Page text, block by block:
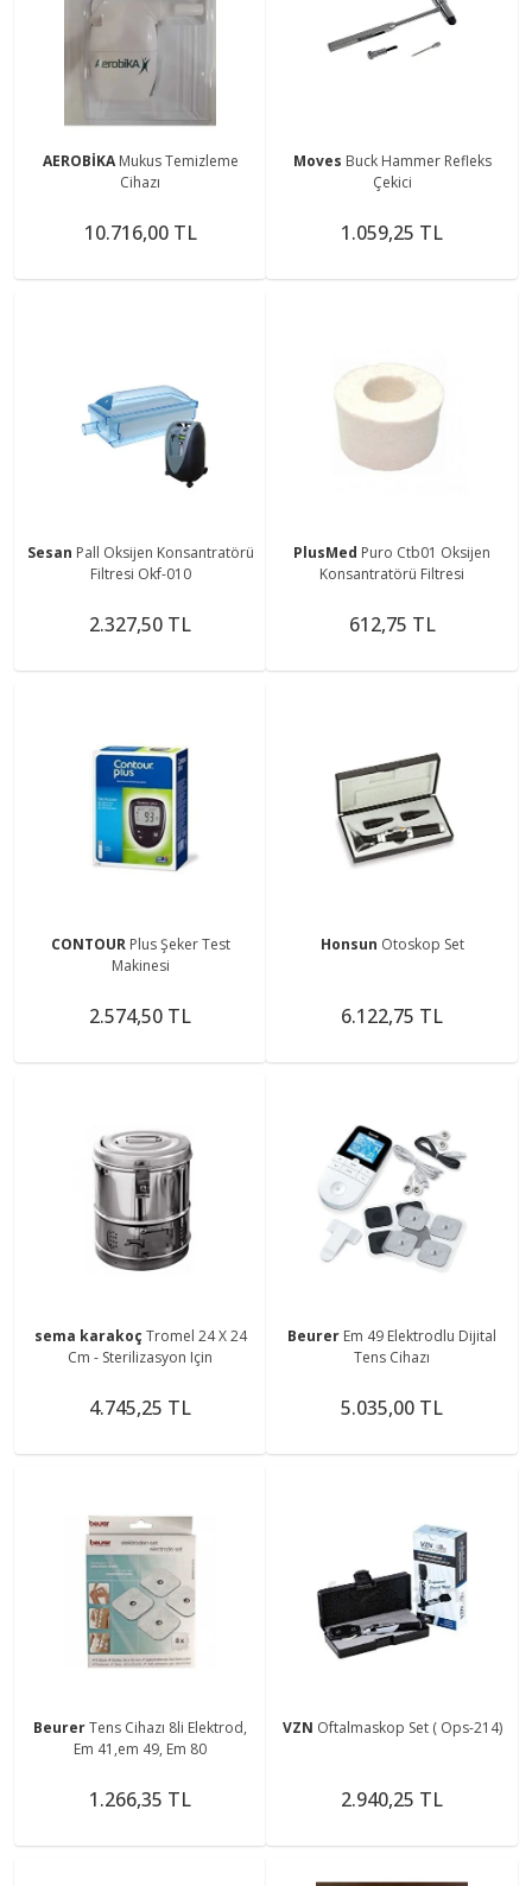
AEROBİKAMukus Temizleme
Cihazı
10.716,00 TL
Moves Buck Hammer Refleks
Çekici
1.059,25 TL
Sesan Pall Oksijen Konsantratörü
Filtresi Okf-010
2.327,50 TL
PlusMed Puro Ctb01 Oksijen
Konsantratörü Filtresi
612,75 TL
CONTOUR Plus Şeker Test
Makinesi
2.574,50 TL
Honsun Otoskop Set
6.122,75 TL
sema karakoç Tromel 24 X 24
Cm - Sterilizasyon Için
4.745,25 TL
Beurer Em 49 Elektrodlu Dijital
Tens Cihazı
5.035,00 TL
BeurerTens Cihazı 8li Elektrod,
Em 41,em 49, Em 80
1.266,35 TL
VZN Oftalmaskop Set ( Ops-214)
2.940,25 TL